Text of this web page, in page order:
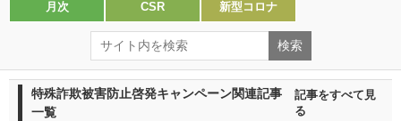
月次 CSR 新型コロナ
特殊詐欺被害防止啓発キャンペーン関連記事
一覧
記事をすべて見
る